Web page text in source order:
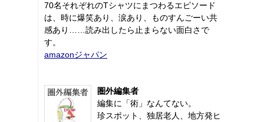
70名それぞれのTシャツにまつわるエピソード
は、時に爆笑あり、涙あり、ものすんごーい共
感あり……読み出したら止まらない面白さで
す。
amazonジャパン
圏外編集者
編集に「術」なんてない。
珍スポット、独居老人、地方発ヒ